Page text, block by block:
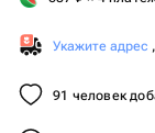
Укажите адрес
91 человек